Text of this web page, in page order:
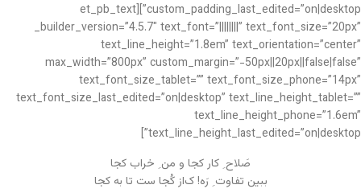
custom_padding_last_edited=”on|desktop”][et_pb_text
_builder_version=”4.5.7″ text_font=”||||||||” text_font_size=”20px”
text_line_height=”1.8em” text_orientation=”center”
max_width=”800px” custom_margin=”-50px||20px||false|false”
text_font_size_tablet=”” text_font_size_phone=”14px”
text_font_size_last_edited=”on|desktop” text_line_height_tablet=””
text_line_height_phone=”1.6em”
text_line_height_last_edited=”on|desktop”]
صَلاح ِ کار کجا و من ِ خراب کجا
ببین تفاوت ِ رَه! ک‌از کُجا ست تا به کجا